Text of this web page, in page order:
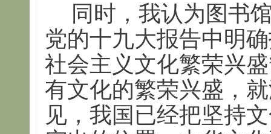
同时，我认为图书
党的十九大报告中明
社会主义文化繁荣兴
有文化的繁荣兴盛，
见，我国已经把坚持